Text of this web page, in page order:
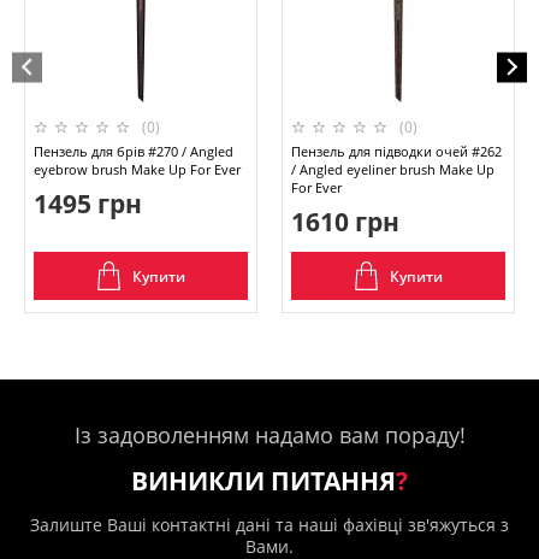
(0)
Пензель для брів #270 / Angled
eyebrow brush Make Up For Ever
1495 грн
Купити
(0)
Пензель для підводки очей #262
/ Angled eyeliner brush Make Up
For Ever
1610 грн
Купити
Із задоволенням надамо вам пораду!
ВИНИКЛИ ПИТАННЯ?
Залиште Ваші контактні дані та наші фахівці зв'яжуться з
Вами.